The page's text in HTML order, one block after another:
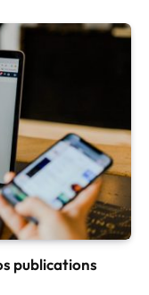
publications